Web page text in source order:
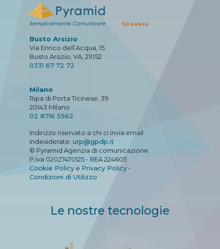
Busto Arsizio
Via Enrico dell’Acqua, 15
Busto Arsizio, VA, 21052
0331 67 72 72
Milano
Ripa di Porta Ticinese, 39
20143 Milano
02 8716 5562
Indirizzo riservato a chi ci invia email
indesiderate: urp@gpdp.it
© Pyramid Agenzia di comunicazione.
P.iva 02027470125 - REA 224605
Cookie Policy e Privacy Policy-
Condizioni di Utilizzo
Le nostre tecnologie